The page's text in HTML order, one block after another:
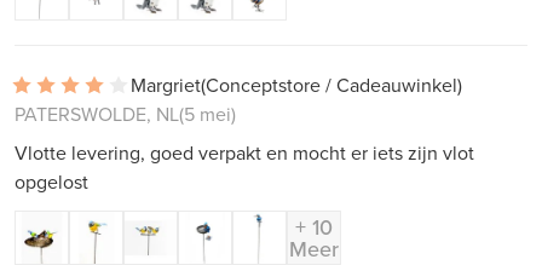
Margriet(Conceptstore / Cadeauwinkel)
PATERSWOLDE, NL(5 mei)
Vlotte levering, goed verpakt en mocht er iets zijn vlot
opgelost
+ 10
Meer